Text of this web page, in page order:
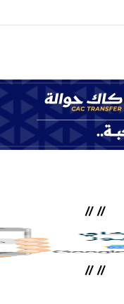
//
//
//
//